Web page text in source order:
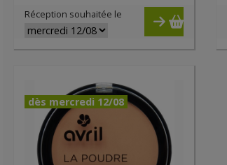
Réception souhaitée le
dès mercredi 12/08